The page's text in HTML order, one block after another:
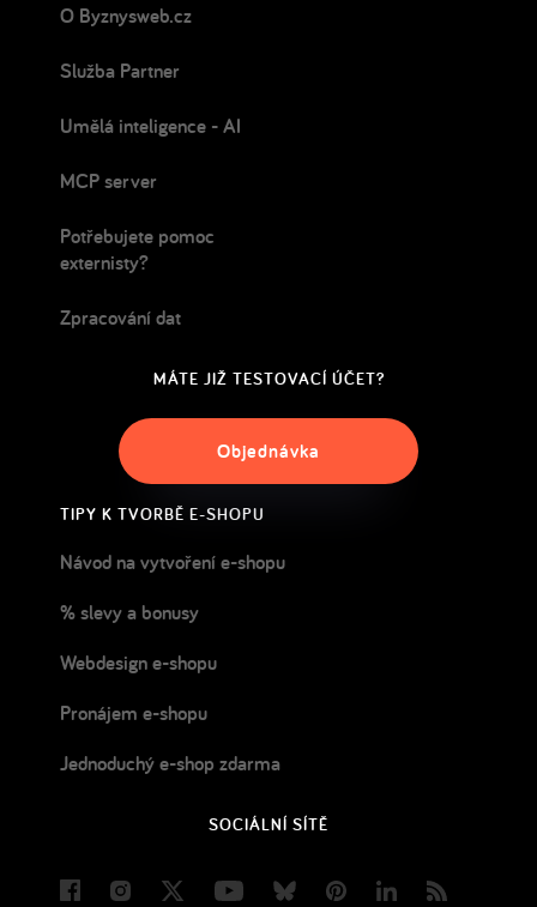
O Byznysweb.cz
Služba Partner
Umělá inteligence - AI
MCP server
Potřebujete pomoc
externisty?
Zpracování dat
MÁTE JIŽ TESTOVACÍ ÚČET?
Objednávka
TIPY K TVORBĚ E-SHOPU
Návod na vytvoření e-shopu
% slevy a bonusy
Webdesign e-shopu
Pronájem e-shopu
Jednoduchý e-shop zdarma
SOCIÁLNÍ SÍTĚ
FacebookInstagram
Twitter YoutubeBlueskyPinterestLinkedIn